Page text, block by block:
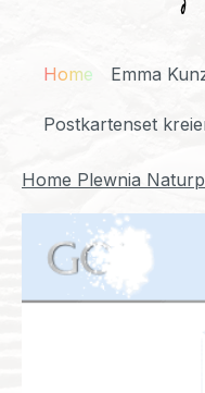
Home Emma
Postkartenset
Home Plewnia